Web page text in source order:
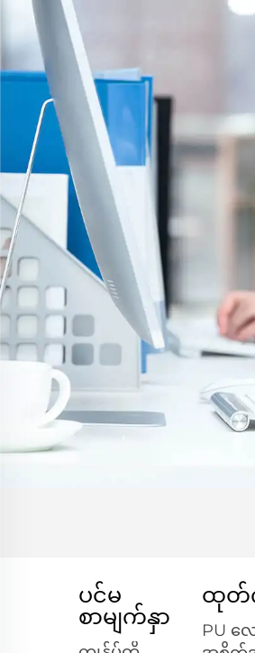
ပင်မ
စာမျက်နှာ
ထုတ်ကု
PU လ